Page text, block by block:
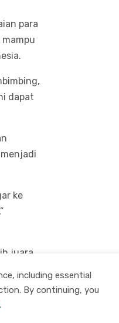
para
dapat
ke
juara
dan
including essential
By continuing, you
.